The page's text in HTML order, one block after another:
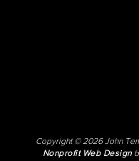
Copyright © 2026 John
Nonprofit Web Design